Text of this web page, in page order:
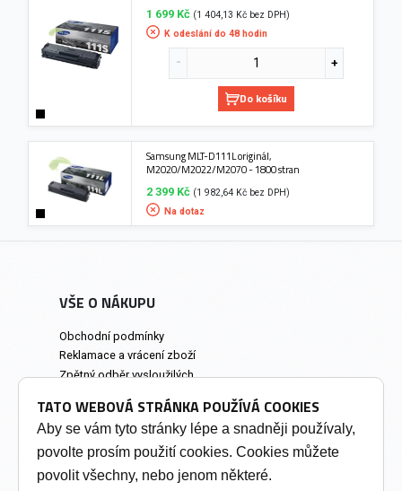
1 699 Kč (1 404,13 Kč bez DPH)
K odeslání do 48 hodin
Do košíku
Samsung MLT-D111L originál,
M2020/M2022/M2070 - 1800 stran
2 399 Kč (1 982,64 Kč bez DPH)
Na dotaz
VŠE O NÁKUPU
Obchodní podmínky
Reklamace a vrácení zboží
Zpětný odběr vysloužilých
Prodejna a osobní odběr
INFORMACE
TATO WEBOVÁ STRÁNKA POUŽÍVÁ COOKIES
Aby se vám tyto stránky lépe a snadněji používaly,
povolte prosím použití cookies. Cookies můžete
povolit všechny, nebo jenom některé.